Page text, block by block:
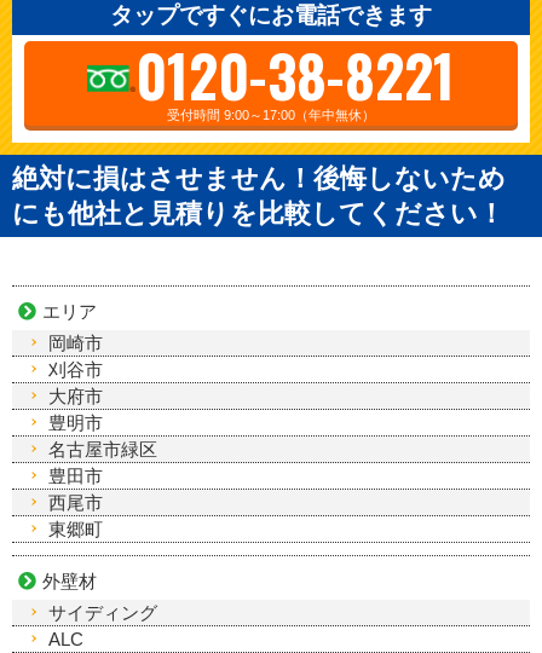
タップですぐにお電話できます
0120-38-8221
受付時間 9:00～17:00（年中無休）
絶対に損はさせません！後悔しないため
にも他社と見積りを比較してください！
エリア
岡崎市
刈谷市
大府市
豊明市
名古屋市緑区
豊田市
西尾市
東郷町
外壁材
サイディング
ALC